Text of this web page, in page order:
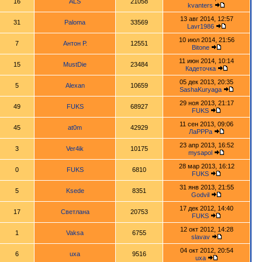
kvanters
31 Paloma 33569
13 авг 2014, 12:57
Lavr1986
7 Антон Р. 12551
10 июл 2014, 21:56
Bitone
15 MustDie 23484
11 июн 2014, 10:14
Кадеточка
5 Alexan 10659
05 дек 2013, 20:35
SashaKuryaga
49 FUKS 68927
29 ноя 2013, 21:17
FUKS
45 at0m 42929
11 сен 2013, 09:06
ЛаРРРа
3 Ver4ik 10175
23 апр 2013, 16:52
mysapol
0 FUKS 6810
28 мар 2013, 16:12
FUKS
5 Ksede 8351
31 янв 2013, 21:55
Godvil
17 Светлана 20753
17 дек 2012, 14:40
FUKS
1 Vaksa 6755
12 окт 2012, 14:28
slavav
6 uxa 9516
04 окт 2012, 20:54
uxa